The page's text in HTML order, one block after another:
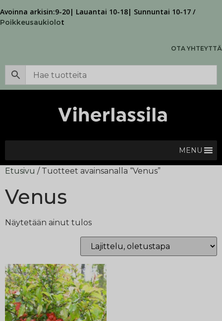
Avoinna arkisin:9-20| Lauantai 10-18| Sunnuntai 10-17 /
Poikkeusaukiolot
OTA YHTEYTTÄ
MENU
Etusivu / Tuotteet avainsanalla “Venus”
Venus
Näytetään ainut tulos